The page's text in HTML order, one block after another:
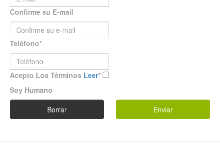
Confirme su E-mail
Teléfono*
Acepto Los Términos Leer*
Soy Humano
Borrar
Enviar